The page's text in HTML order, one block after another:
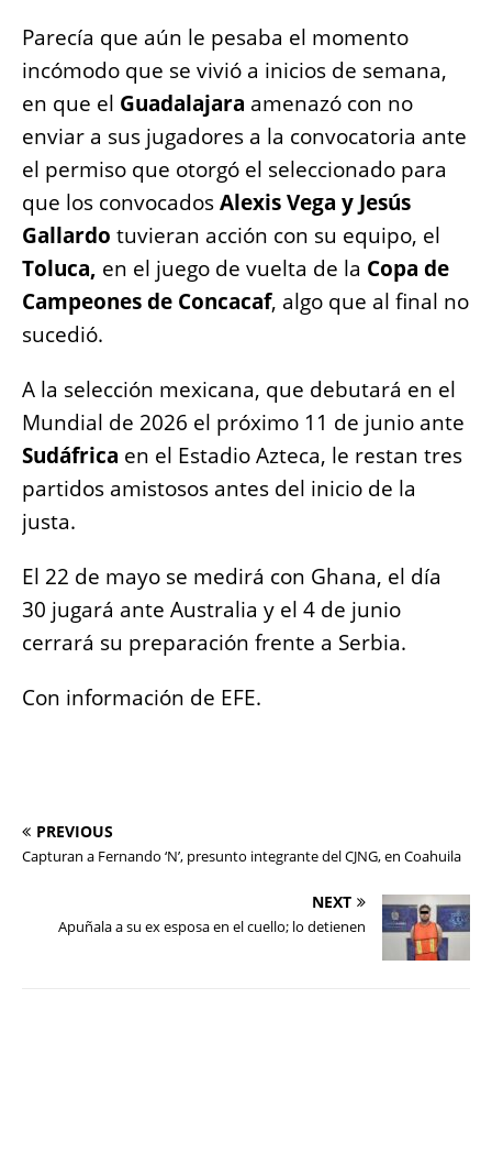
Parecía que aún le pesaba el momento
incómodo que se vivió a inicios de semana,
en que el Guadalajara amenazó con no
enviar a sus jugadores a la convocatoria ante
el permiso que otorgó el seleccionado para
que los convocadosAlexis Vega y Jesús
Gallardo tuvieran acción con su equipo, el
Toluca, en el juego de vuelta de la Copa de
Campeones de Concacaf, algo que al final no
sucedió.
A la selección mexicana, que debutará en el
Mundial de 2026 el próximo 11 de junio ante
Sudáfrica en el Estadio Azteca, le restan tres
partidos amistosos antes del inicio de la
justa.
El 22 de mayo se medirá con Ghana, el día
30 jugará ante Australia y el 4 de junio
cerrará su preparación frente a Serbia.
Con información de EFE.
PREVIOUS
Capturan a Fernando ‘N’, presunto integrante del CJNG, en Coahuila
NEXT
Apuñala a su ex esposa en el cuello; lo detienen